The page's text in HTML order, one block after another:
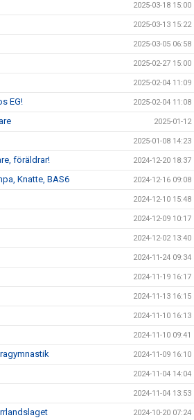
2025-03-18 15:00
2025-03-13 15:22
2025-03-05 06:58
2025-02-27 15:00
2025-02-04 11:09
EG! 2025-02-04 11:08
2025-01-12
2025-01-08 14:23
föräldrar! 2024-12-20 18:37
Knatte, BAS6 2024-12-16 09:08
2024-12-10 15:48
2024-12-09 10:17
2024-12-02 13:40
2024-11-24 09:34
2024-11-19 16:17
2024-11-13 16:15
2024-11-10 16:13
2024-11-10 09:41
2024-11-09 16:10
2024-11-04 14:04
2024-11-04 13:53
2024-10-20 07:24